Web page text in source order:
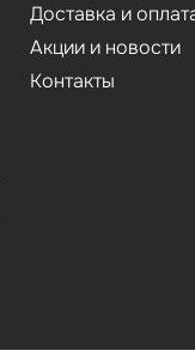
Доставка и
Акции и новости
Контакты